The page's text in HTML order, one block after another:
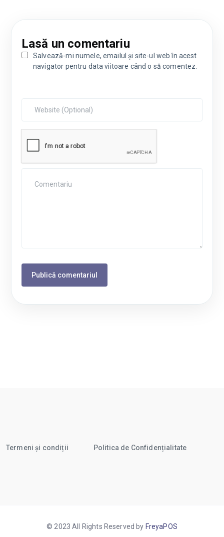
Lasă un comentariu
Salvează-mi numele, emailul și site-ul web în acest
navigator pentru data viitoare când o să comentez.
Termeni și condiții Politica de Confidențialitate
© 2023 All Rights Reserved by FreyaPOS